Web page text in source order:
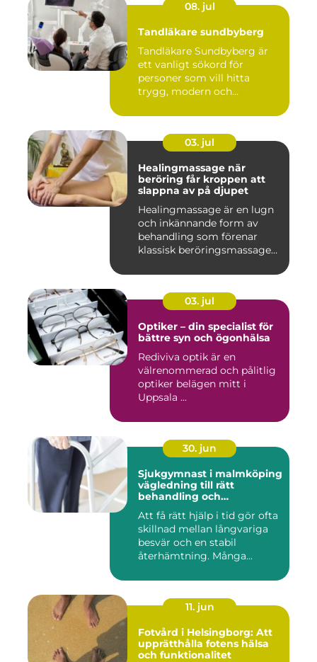
08. jul
Tandläkare sundbyberg
Tandläkare Sundbyberg är
ett vanligt sökord för
personer som vill hitta
trygg, modern och
03. jul
Healingmassage när
beröring får kroppen att
slappna av på djupet
Healingmassage är en lugn
och inkännande form av
behandling som förenar
klassisk beröringsmassage
03. jul
Optiker – din specialist för
bättre syn och ögonhälsa
Rediviva optik är en
välrenommerad och pålitlig
optiker belägen mitt i
Uppsala ...
30. jun
Sjukgymnast i malmköping
vägledning till rätt
behandling och
Att få rätt hjälp i tid gör ofta
skillnad mellan långvariga
besvär och en stabil
återhämtning. Många...
11. jun
Fotvård i Helsingborg: Att
upprätthålla fotens hälsa
och funktionalitet